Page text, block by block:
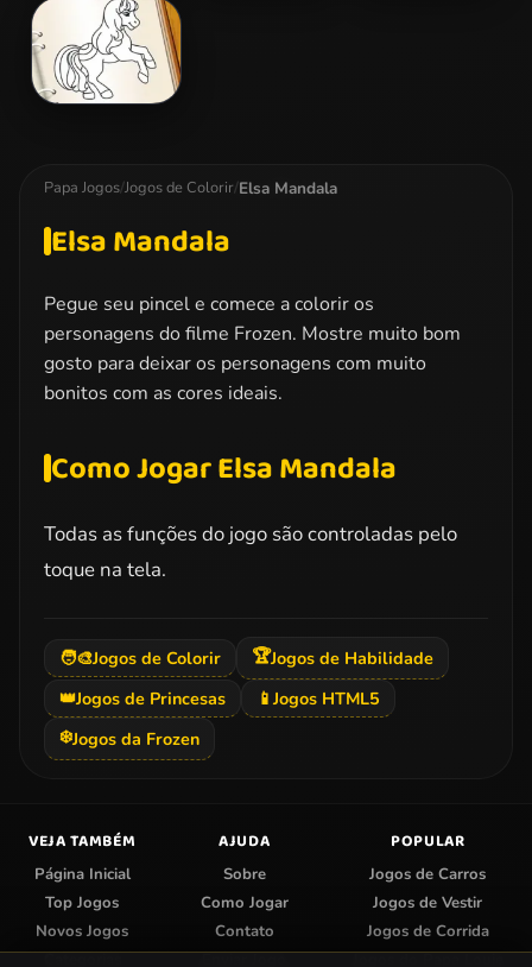
Pony Coloring
Book 4
Papa Jogos/Jogos de Colorir/Elsa Mandala
Elsa Mandala
Pegue seu pincel e comece a colorir os
personagens do filme Frozen. Mostre muito bom
gosto para deixar os personagens com muito
bonitos com as cores ideais.
Como Jogar Elsa Mandala
Todas as funções do jogo são controladas pelo
toque na tela.
🧑‍🎨Jogos de Colorir 🏆Jogos de Habilidade
👑Jogos de Princesas 📱 Jogos HTML5
❄️Jogos da Frozen
VEJA TAMBÉM
Página Inicial
Top Jogos
Novos Jogos
Categorias
AJUDA
Sobre
Como Jogar
Contato
Enviar Jogo
POPULAR
Jogos de Carros
Jogos de Vestir
Jogos de Corrida
Jogos do Papa Louie